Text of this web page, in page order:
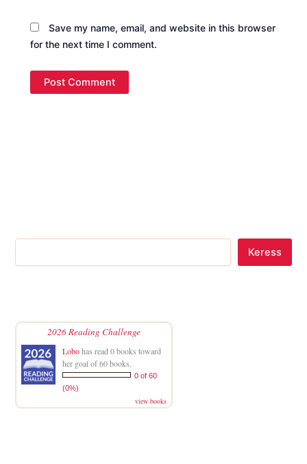
Save my name, email, and website in this browser
for the next time I comment.
Keress
2026 Reading Challenge
Lobohas read 0 books toward
her goal of 60 books.
0 of 60
(0%)
view books